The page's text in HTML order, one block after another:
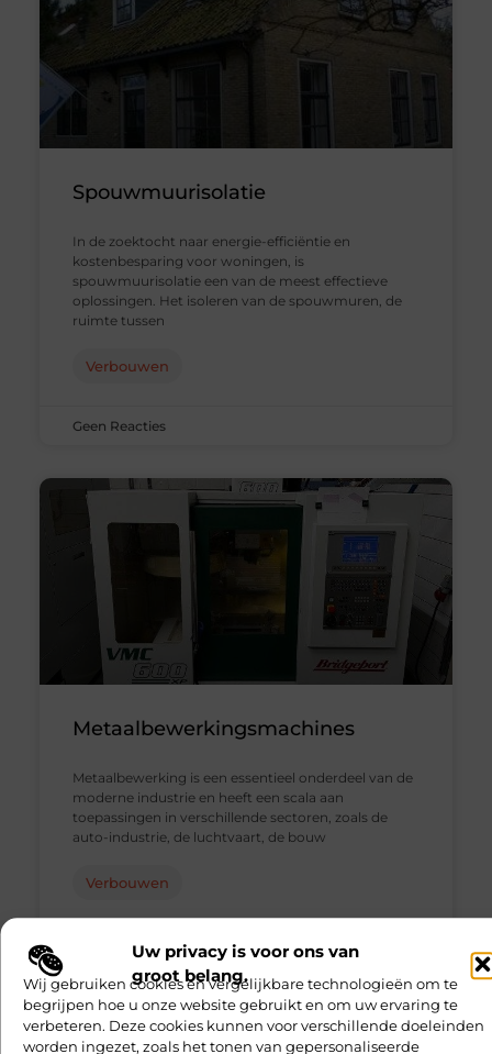
Uw privacy is voor ons van
groot belang.
Wij gebruiken cookies en vergelijkbare technologieën om te
begrijpen hoe u onze website gebruikt en om uw ervaring te
verbeteren. Deze cookies kunnen voor verschillende doeleinden
worden ingezet, zoals het tonen van gepersonaliseerde
Spouwmuurisolatie
In de zoektocht naar energie-efficiëntie en
kostenbesparing voor woningen, is
spouwmuurisolatie een van de meest effectieve
oplossingen. Het isoleren van de spouwmuren, de
ruimte tussen
Verbouwen
Geen Reacties
Metaalbewerkingsmachines
Metaalbewerking is een essentieel onderdeel van de
moderne industrie en heeft een scala aan
toepassingen in verschillende sectoren, zoals de
auto-industrie, de luchtvaart, de bouw
Verbouwen
Geen Reacties